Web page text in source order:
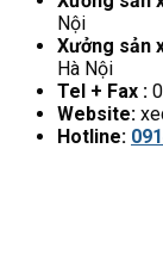
Nội
Xưởng sản
Hà Nội
Tel + Fax :
Website:
Hotline: